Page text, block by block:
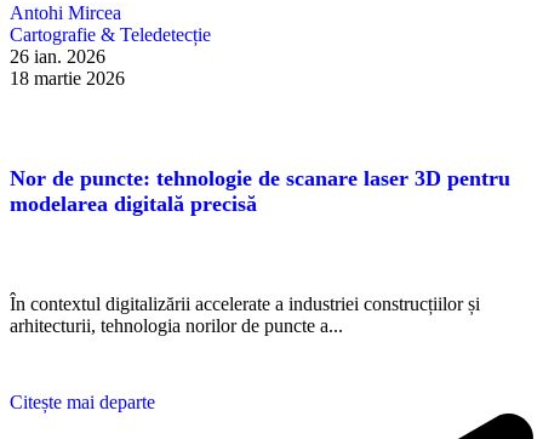
Antohi Mircea
Cartografie & Teledetecție
26 ian. 2026
18 martie 2026
Nor de puncte: tehnologie de scanare laser 3D pentru
modelarea digitală precisă
În contextul digitalizării accelerate a industriei construcțiilor și
arhitecturii, tehnologia norilor de puncte a...
Citește mai departe